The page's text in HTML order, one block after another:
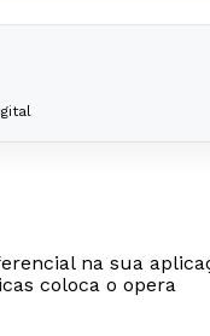
na sua
coloca o opera